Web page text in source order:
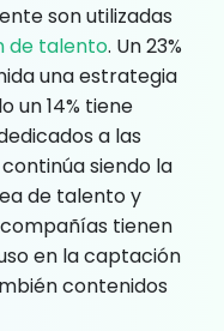
son utilizadas
de talento. Un 23%
una estrategia
un 14% tiene
a las
continúa siendo la
de talento y
tienen
en la captación
contenidos